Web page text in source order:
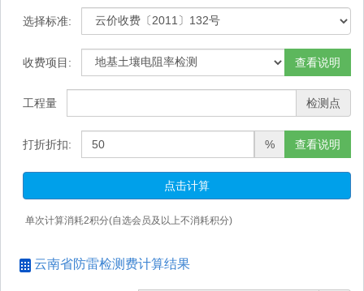
选择标准:
收费项目: 查看说明
工程量 检测点
打折折扣: % 查看说明
点击计算
单次计算消耗2积分(自选会员及以上不消耗积分)
云南省防雷检测费计算结果